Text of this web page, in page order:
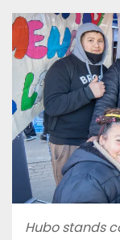
Hubo stands